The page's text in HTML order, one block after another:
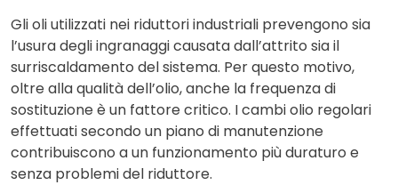
Gli oli utilizzati nei riduttori industriali prevengono sia
l’usura degli ingranaggi causata dall’attrito sia il
surriscaldamento del sistema. Per questo motivo,
oltre alla qualità dell’olio, anche la frequenza di
sostituzione è un fattore critico. I cambi olio regolari
effettuati secondo un piano di manutenzione
contribuiscono a un funzionamento più duraturo e
senza problemi del riduttore.